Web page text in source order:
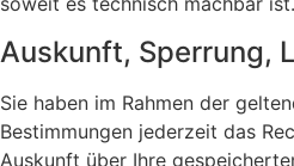
Auskunft, Sperrung,
Sie haben im Rahmen der
Bestimmungen jederzeit das
Auskunft über Ihre